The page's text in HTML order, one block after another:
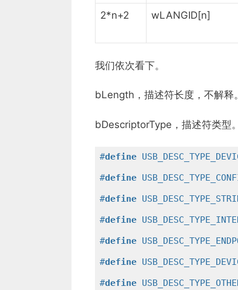
2*n+2 wLANGID[n]
我们依次看下。
bLength，描述符长度，不解释
bDescriptorType，描述符类型
#define
#define
#define
#define
#define
#define
#define